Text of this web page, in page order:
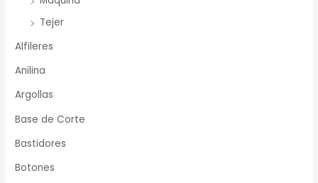
Tejer
Alfileres
Anilina
Argollas
Base de Corte
Bastidores
Botones